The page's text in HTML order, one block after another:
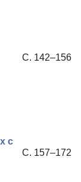
С. 142–156
с
С. 157–172